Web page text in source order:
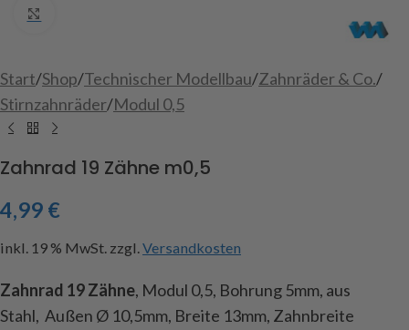
Start/Shop/Technischer Modellbau/Zahnräder & Co./
Stirnzahnräder/Modul 0,5
Zahnrad 19 Zähne m0,5
4,99 €
inkl. 19 % MwSt. zzgl.Versandkosten
Zahnrad 19 Zähne, Modul 0,5, Bohrung 5mm, aus
Stahl, Außen Ø 10,5mm, Breite 13mm, Zahnbreite